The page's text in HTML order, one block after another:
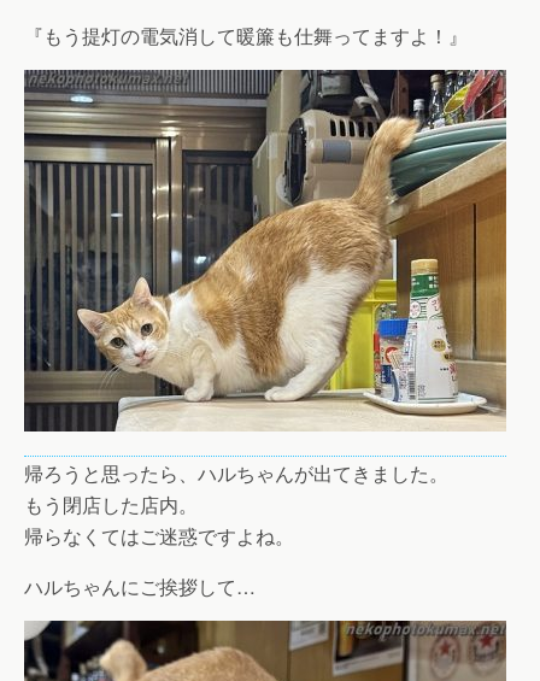
『もう提灯の電気消して暖簾も仕舞ってますよ！』
帰ろうと思ったら、ハルちゃんが出てきました。
もう閉店した店内。
帰らなくてはご迷惑ですよね。
ハルちゃんにご挨拶して…